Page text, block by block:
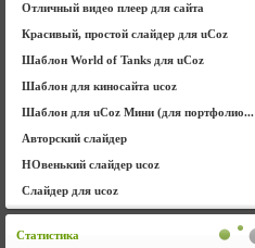
Отличный видео плеер для сайта
Красивый, простой слайдер для uCoz
Шаблон World of Tanks для uCoz
Шаблон для киносайта ucoz
Шаблон для uCoz Мини (для портфолио...
Авторский слайдер
НОвенький слайдер ucoz
Слайдер для ucoz
Статистика